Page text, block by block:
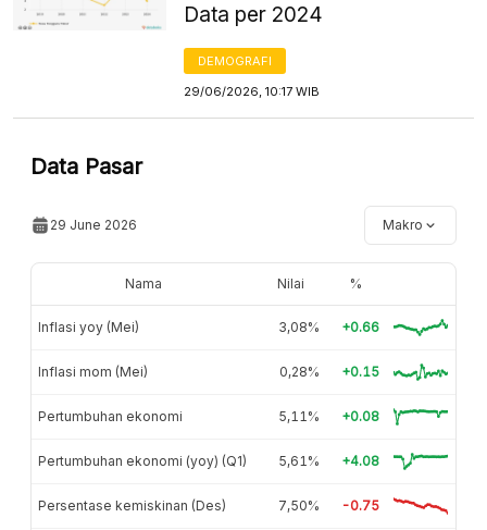
Data per 2024
DEMOGRAFI
29/06/2026, 10:17 WIB
Data Pasar
29 June 2026 Makro
Nama Nilai %
Inflasi yoy (Mei) 3,08% +0.66
Inflasi mom (Mei) 0,28% +0.15
Pertumbuhan ekonomi 5,11% +0.08
Pertumbuhan ekonomi (yoy) (Q1) 5,61% +4.08
Persentase kemiskinan (Des) 7,50% -0.75